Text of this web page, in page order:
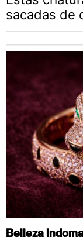
sacadas de
Belleza